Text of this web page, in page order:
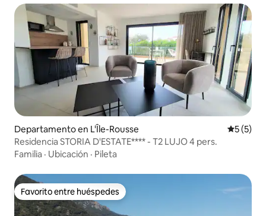
Departamento en L'Île-Rousse
5 (5)
Residencia STORIA D'ESTATE**** - T2 LUJO 4 pers.
Familia · Ubicación · Pileta
Favorito entre huéspedes
Favorito entre huéspedes